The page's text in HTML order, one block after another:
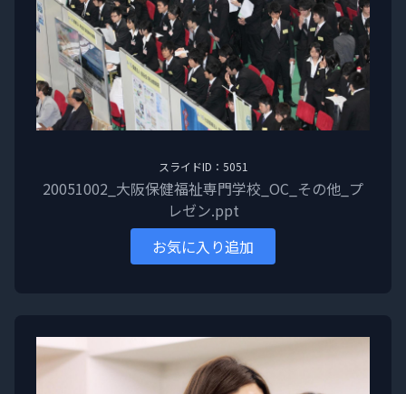
スライドID：5051
20051002_大阪保健福祉専門学校_OC_その他_プ
レゼン.ppt
お気に入り追加